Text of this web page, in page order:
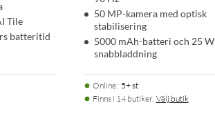
Tile
batteritid
50 MP-kamera med optisk
stabilisering
5000 mAh-batteri och 25 W
snabbladdning
Online: 5+ st
Finns i 14 butiker. Välj butik